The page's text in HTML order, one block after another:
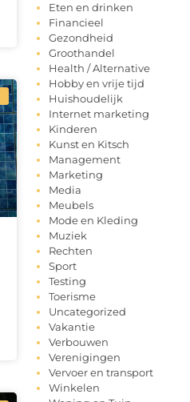
Eten en drinken
Financieel
Gezondheid
Groothandel
Health / Alternative
Hobby en vrije tijd
Huishoudelijk
Internet marketing
Kinderen
Kunst en Kitsch
Management
Marketing
Media
Meubels
Mode en Kleding
Muziek
Rechten
Sport
Testing
Toerisme
Uncategorized
Vakantie
Verbouwen
Verenigingen
Vervoer en transport
Winkelen